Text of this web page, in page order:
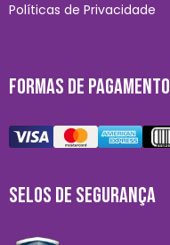
Políticas de Privacidade
FORMAS DE PAGAMENTO
SELOS DE SEGURANÇA